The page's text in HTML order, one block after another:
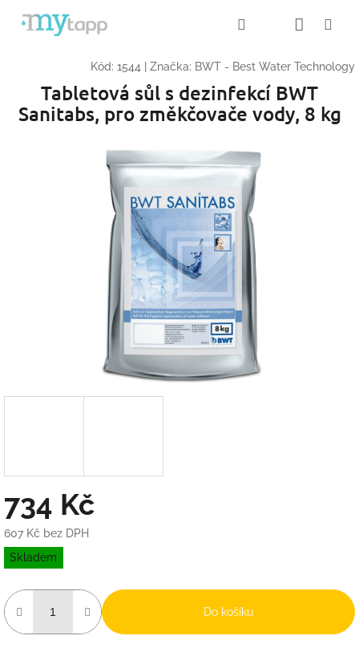
Přihlášení
košík
Kód: 1544 Značka: BWT - Best Water Technology
Tabletová sůl s dezinfekcí BWT
Sanitabs, pro změkčovače vody, 8 kg
734 Kč
607 Kč bez DPH
Měrná
cena:
Skladem
Do košíku